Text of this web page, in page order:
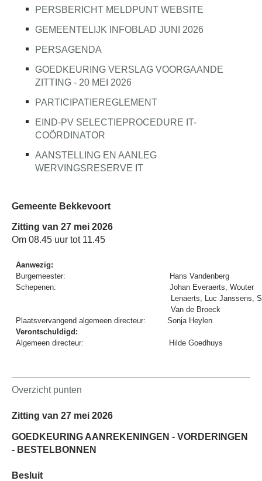
PERSBERICHT MELDPUNT WEBSITE
GEMEENTELIJK INFOBLAD JUNI 2026
PERSAGENDA
GOEDKEURING VERSLAG VOORGAANDE
ZITTING - 20 MEI 2026
PARTICIPATIEREGLEMENT
EIND-PV SELECTIEPROCEDURE IT-
COÖRDINATOR
AANSTELLING EN AANLEG
WERVINGSRESERVE IT
Gemeente Bekkevoort
Zitting van 27 mei 2026
Om 08.45 uur tot 11.45
Aanwezig:
Burgemeester:
Hans Vandenberg
Schepenen:
Johan Everaerts, Wouter
Lenaerts, Luc Janssens,
Van de Broeck
Plaatsvervangend algemeen directeur:
Sonja Heylen
Verontschuldigd:
Algemeen directeur:
Hilde Goedhuys
Overzicht punten
Zitting van 27 mei 2026
GOEDKEURING AANREKENINGEN - VORDERINGEN
- BESTELBONNEN
Besluit